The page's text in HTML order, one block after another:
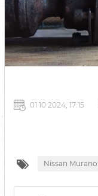
01 10 2024, 17:15
Nissan Murano